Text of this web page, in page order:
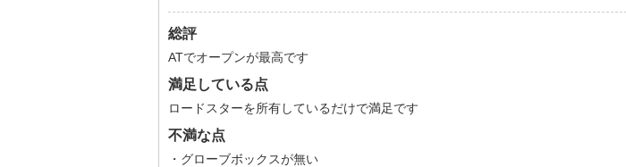
総評
ATでオープンが最高です
満足している点
ロードスターを所有しているだけで満足です
不満な点
・グローブボックスが無い